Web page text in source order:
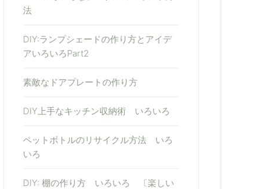
法
DIY:ランプシェードの作り方とアイデ
アいろいろPart2
素敵なドアプレートの作り方
DIY上手なキッチン収納術 いろいろ
ペットボトルのリサイクル方法 いろ
いろ
DIY: 棚の作り方 いろいろ 〔楽しい